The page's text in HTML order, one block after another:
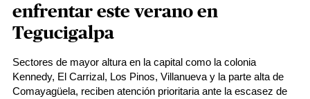
enfrentar este verano en
Tegucigalpa
Sectores de mayor altura en la capital como la colonia
Kennedy, El Carrizal, Los Pinos, Villanueva y la parte alta de
Comayagüela, reciben atención prioritaria ante la escasez de